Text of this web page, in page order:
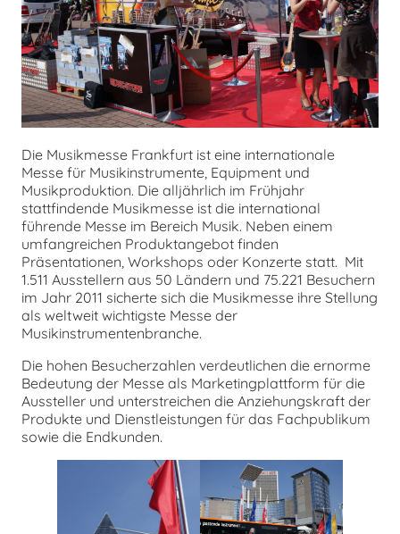
Die Musikmesse Frankfurt ist eine internationale
Messe für Musikinstrumente, Equipment und
Musikproduktion. Die alljährlich im Frühjahr
stattfindende Musikmesse ist die international
führende Messe im Bereich Musik. Neben einem
umfangreichen Produktangebot finden
Präsentationen, Workshops oder Konzerte statt. Mit
1.511 Ausstellern aus 50 Ländern und 75.221 Besuchern
im Jahr 2011 sicherte sich die Musikmesse ihre Stellung
als weltweit wichtigste Messe der
Musikinstrumentenbranche.
Die hohen Besucherzahlen verdeutlichen die ernorme
Bedeutung der Messe als Marketingplattform für die
Aussteller und unterstreichen die Anziehungskraft der
Produkte und Dienstleistungen für das Fachpublikum
sowie die Endkunden.